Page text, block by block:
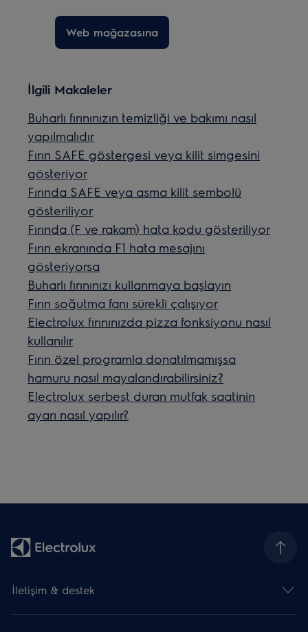
Web mağazasına
İlgili Makaleler
Buharlı fırınınızın temizliği ve bakımı nasıl
yapılmalıdır
Fırın SAFE göstergesi veya kilit simgesini
gösteriyor
Fırında SAFE veya asma kilit sembolü
gösteriliyor
Fırında (F ve rakam) hata kodu gösteriliyor
Fırın ekranında F1 hata mesajını
gösteriyorsa
Buharlı fırınınızı kullanmaya başlayın
Fırın soğutma fanı sürekli çalışıyor
Electrolux fırınınızda pizza fonksiyonu nasıl
kullanılır
Fırın özel programla donatılmamışsa
hamuru nasıl mayalandırabilirsiniz?
Electrolux serbest duran mutfak saatinin
ayarı nasıl yapılır?
İletişim & destek